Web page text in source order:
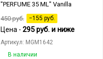
"PERFUME 35 ML" Vanilla
450руб. −155 руб.
Цена - 295руб. и ниже
Артикул: MGM1642
В наличии